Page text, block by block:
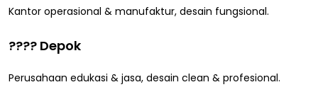
Kantor operasional & manufaktur, desain fungsional.
???? Depok
Perusahaan edukasi & jasa, desain clean & profesional.